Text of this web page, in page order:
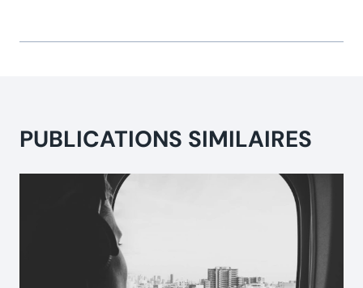
PUBLICATIONS SIMILAIRES